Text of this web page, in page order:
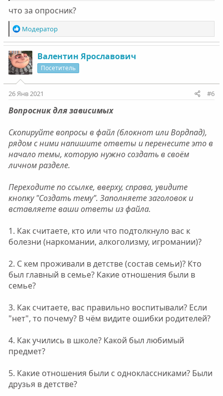
что за опросник?
Р
е
а
к
ц
и
и
:
Модератор
Валентин Ярославович
Посетитель
26 Янв 2021 #6
Вопросник для зависимых
Скопируйте вопросы в файл (блокнот или Вордпад),
рядом с ними напишите ответы и перенесите это в
начало темы, которую нужно создать в своём
личном разделе.
Переходите по ссылке, вверху, справа, увидите
кнопку "Создать тему". Заполняете заголовок и
вставляете ваши ответы из файла.
1. Как считаете, кто или что подтолкнуло вас к
болезни (наркомании, алкоголизму, игромании)?
2. С кем проживали в детстве (состав семьи)? Кто
был главный в семье? Какие отношения были в
семье?
3. Как считаете, вас правильно воспитывали? Если
"нет", то почему? В чём видите ошибки родителей?
4. Как учились в школе? Какой был любимый
предмет?
5. Какие отношения были с одноклассниками? Были
друзья в детстве?